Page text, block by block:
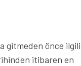
gitmeden önce ilgili
itibaren en